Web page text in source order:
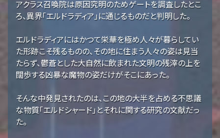
アクラス召喚院は原因究明のためゲートを調査したとこ
ろ、異界「エルドラディア」に通じるものだと判明した。
エルドラディアにはかつて栄華を極め人々が暮らしてい
た形跡こそ残るものの、その地に住まう人々の姿は見当
たらず、鬱蒼とした大自然に飲まれた文明の残滓の上を
闊歩する凶暴な魔物の姿だけがそこにあった。
そんな中発見されたのは、この地の大半を占める不思議
な物質「エルドシャード」とそれに関する研究の文献だっ
た。